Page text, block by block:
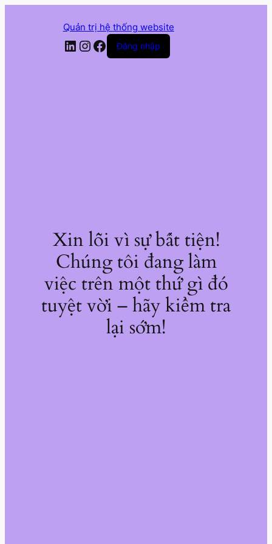
Quản trị hệ thống website
LinkedIn
Instagram
Facebook
Đăng nhập
Xin lỗi vì sự bất tiện!
Chúng tôi đang làm
việc trên một thứ gì đó
tuyệt vời – hãy kiểm tra
lại sớm!